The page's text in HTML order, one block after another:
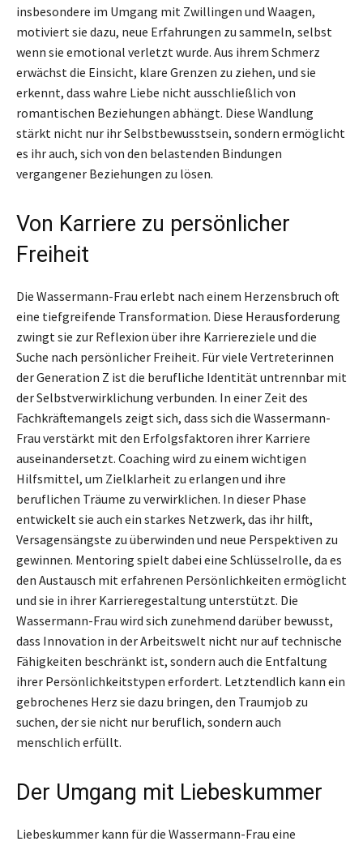
insbesondere im Umgang mit Zwillingen und Waagen,
motiviert sie dazu, neue Erfahrungen zu sammeln, selbst
wenn sie emotional verletzt wurde. Aus ihrem Schmerz
erwächst die Einsicht, klare Grenzen zu ziehen, und sie
erkennt, dass wahre Liebe nicht ausschließlich von
romantischen Beziehungen abhängt. Diese Wandlung
stärkt nicht nur ihr Selbstbewusstsein, sondern ermöglicht
es ihr auch, sich von den belastenden Bindungen
vergangener Beziehungen zu lösen.
Von Karriere zu persönlicher
Freiheit
Die Wassermann-Frau erlebt nach einem Herzensbruch oft
eine tiefgreifende Transformation. Diese Herausforderung
zwingt sie zur Reflexion über ihre Karriereziele und die
Suche nach persönlicher Freiheit. Für viele Vertreterinnen
der Generation Z ist die berufliche Identität untrennbar mit
der Selbstverwirklichung verbunden. In einer Zeit des
Fachkräftemangels zeigt sich, dass sich die Wassermann-
Frau verstärkt mit den Erfolgsfaktoren ihrer Karriere
auseinandersetzt. Coaching wird zu einem wichtigen
Hilfsmittel, um Zielklarheit zu erlangen und ihre
beruflichen Träume zu verwirklichen. In dieser Phase
entwickelt sie auch ein starkes Netzwerk, das ihr hilft,
Versagensängste zu überwinden und neue Perspektiven zu
gewinnen. Mentoring spielt dabei eine Schlüsselrolle, da es
den Austausch mit erfahrenen Persönlichkeiten ermöglicht
und sie in ihrer Karrieregestaltung unterstützt. Die
Wassermann-Frau wird sich zunehmend darüber bewusst,
dass Innovation in der Arbeitswelt nicht nur auf technische
Fähigkeiten beschränkt ist, sondern auch die Entfaltung
ihrer Persönlichkeitstypen erfordert. Letztendlich kann ein
gebrochenes Herz sie dazu bringen, den Traumjob zu
suchen, der sie nicht nur beruflich, sondern auch
menschlich erfüllt.
Der Umgang mit Liebeskummer
Liebeskummer kann für die Wassermann-Frau eine